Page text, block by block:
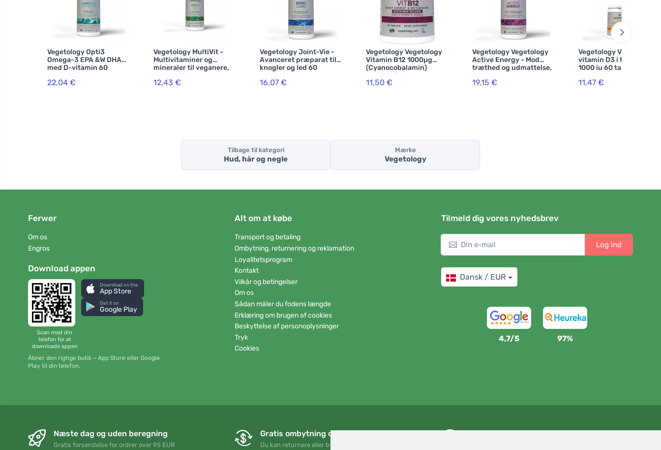
Vegetology Opti3
Omega-3 EPA &W DHA
med D-vitamin 60
22,04 €
Vegetology MultiVit -
Multivitaminer og
mineraler til veganere,
12,43 €
Vegetology Joint-Vie -
Avanceret præparat til
knogler og led 60
16,07 €
Vegetology Vegetology
Vitamin B12 1000µg
(Cyanocobalamin)
graduel frigivelse 60
tabletter
11,50 €
Vegetology Vegetology
Active Energy - Mod
træthed og udmattelse,
19,15 €
Vegetology Vitashine
vitamin D3 i tabletter
1000 iu 60 tabletter
11,47 €
Tilbage til kategori
Hud, hår og negle
Mærke
Vegetology
Ferwer
Om os
Engros
Download appen
Scan med din
telefon for at
downloade appen
Download on the
App Store
Get it on
Google Play
Åbner den rigtige butik – App Store eller Google
Play til din telefon.
Alt om at købe
Transport og betaling
Ombytning, returnering og reklamation
Loyalitetsprogram
Kontakt
Vilkår og betingelser
Om os
Sådan måler du fodens længde
Erklæring om brugen af cookies
Beskyttelse af personoplysninger
Tryk
Cookies
Tilmeld dig vores nyhedsbrev
Log ind
Dansk / EUR
4,7/5 97%
Næste dag og uden beregning
Gratis forsendelse for ordrer over 95 EUR
Gratis ombytning og returnering
Du kan returnere eller bytte din ordre når som helst